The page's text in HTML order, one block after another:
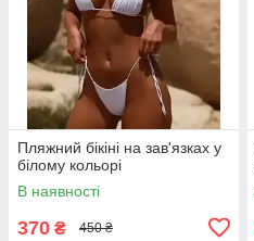
Пляжний бікіні на зав'язках у
білому кольорі
В наявності
370 ₴ 450 ₴